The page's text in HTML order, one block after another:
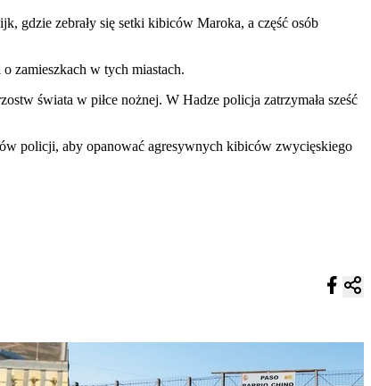
gdzie zebrały się setki kibiców Maroka, a część osób
zamieszkach w tych miastach.
świata w piłce nożnej. W Hadze policja zatrzymała sześć
policji, aby opanować agresywnych kibiców zwycięskiego